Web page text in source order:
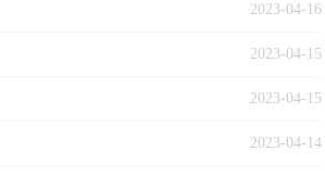
2023-04-16
2023-04-15
2023-04-15
2023-04-14